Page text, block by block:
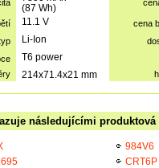
(87 Wh)
11.1 V
cena
Li-Ion
T6 power
214x71.4x21 mm
následujícími
984V6
CRT6P